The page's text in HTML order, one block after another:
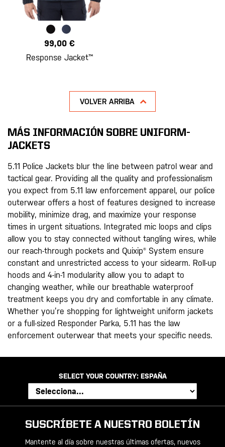
99,00 €
Response Jacket™
VOLVER ARRIBA
MÁS INFORMACIÓN SOBRE UNIFORM-
JACKETS
5.11 Police Jackets blur the line between patrol wear and
tactical gear. Providing all the quality and professionalism
you expect from 5.11 law enforcement apparel, our police
outerwear offers a host of features designed to increase
mobility, minimize drag, and maximize your response
times in urgent situations. Integrated mic loops and clips
allow you to stay connected without tangling wires, while
our reach-through pockets and Quixip® System ensure
constant and unrestricted access to your sidearm. Roll-up
hoods and 4-in-1 modularity allow you to adapt to
changing weather, while our breathable waterproof
treatment keeps you dry and comfortable in any climate.
Whether you’re shopping for lightweight uniform jackets
or a full-sized Responder Parka, 5.11 has the law
enforcement outerwear that meets your specific needs.
SELECT YOUR COUNTRY: ESPAÑA
SUSCRÍBETE A NUESTRO BOLETÍN
Mantente al día sobre nuestras últimas ofertas, nuevos